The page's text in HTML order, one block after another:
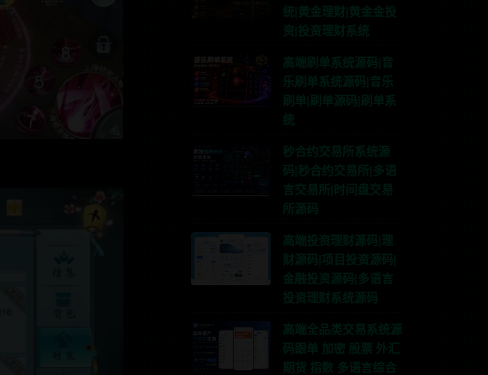
统|黄金理财|黄金金投
资|投资理财系统
高端刷单系统源码|音
乐刷单系统源码|音乐
刷单|刷单源码|刷单系
统
秒合约交易所系统源
码|秒合约交易所|多语
言交易所|时间盘交易
所源码
高端投资理财源码|理
财源码|项目投资源码|
金融投资源码|多语言
投资理财系统源码
高端全品类交易系统源
码跟单 加密 股票 外汇
期货 指数 多语言综合